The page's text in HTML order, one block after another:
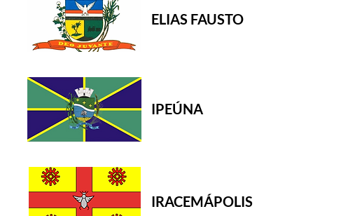
ELIAS FAUSTO
IPEÚNA
IRACEMÁPOLIS